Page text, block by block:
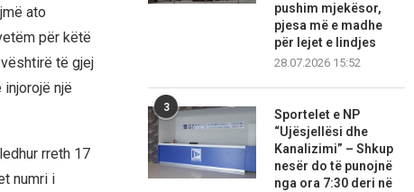
ato
për këtë
të gjej
një
rreth 17
numri i
pushim mjekësor,
pjesa më e madhe
për lejet e lindjes
28.07.2026 15:52
3
Sportelet e NP
“Ujësjellësi dhe
Kanalizimi” – Shkup
nesër do të punojnë
nga ora 7:30 deri në